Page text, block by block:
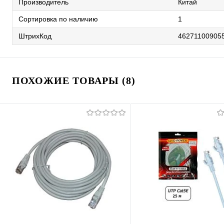
Производитель Китай
Сортировка по наличию 1
ШтрихКод
ПОХОЖИЕ ТОВАРЫ (8)